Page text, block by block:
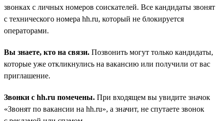
звонках с личных номеров соискателей. Все кандидаты звонят
с технического номера hh.ru, который не блокируется
операторами.
Вы знаете, кто на связи. Позвонить могут только кандидаты,
которые уже откликнулись на вакансию или получили от вас
приглашение.
Звонки с hh.ru помечены. При входящем вы увидите значок
«Звонят по вакансии на hh.ru», а значит, не спутаете звонок